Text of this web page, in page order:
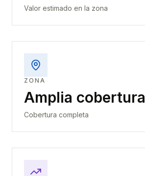
Valor estimado en la zona
ZONA
Amplia cobertura
Cobertura completa